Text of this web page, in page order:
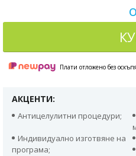
Плати отложено без
АКЦЕНТИ:
Антицелулитни процедури;
Индивидуално изготвяне на
програма;